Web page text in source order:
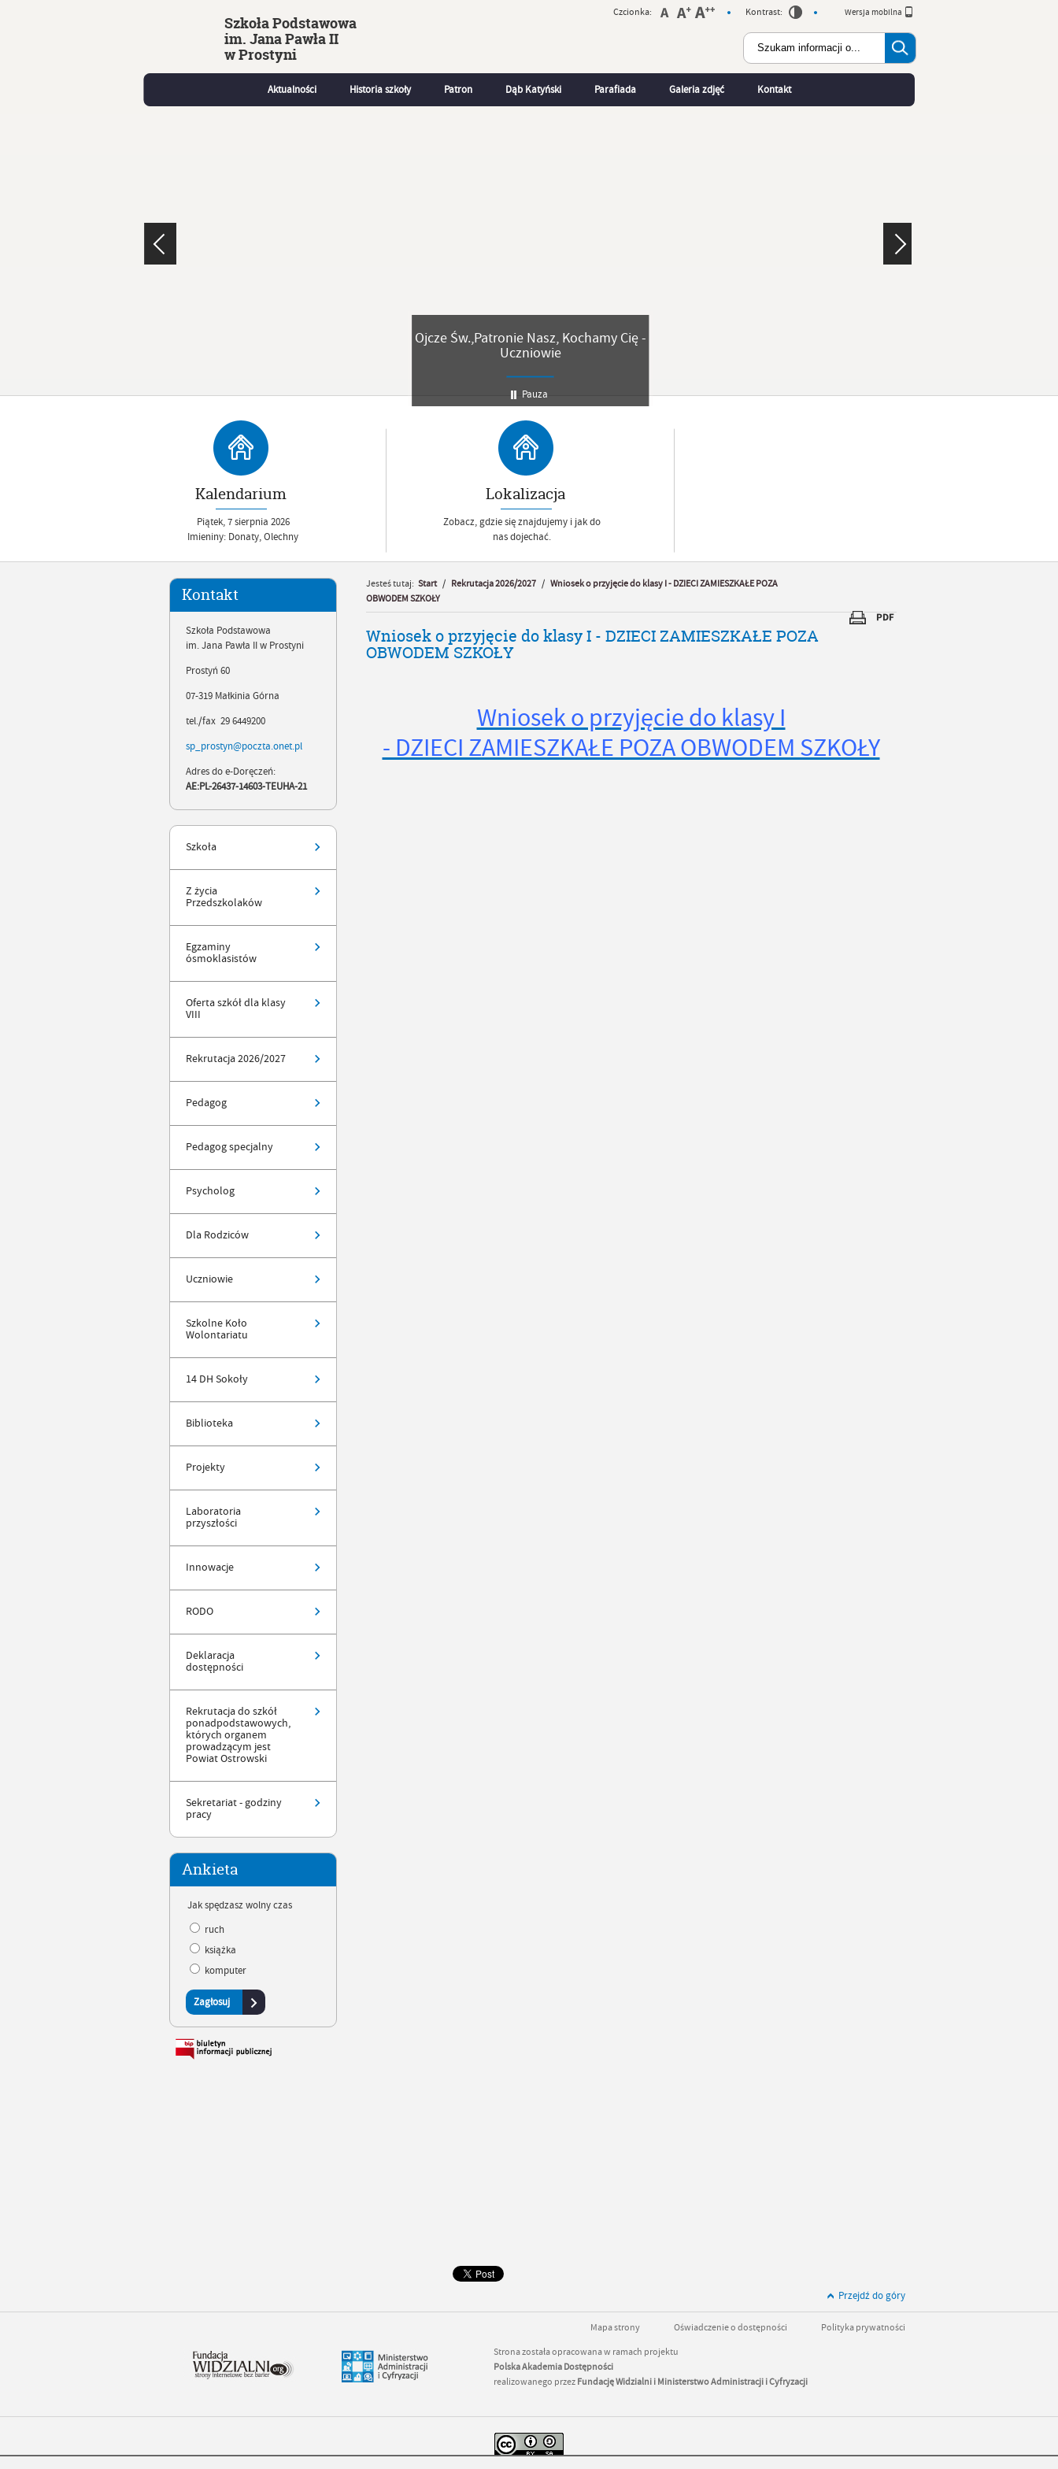
Szkoła Podstawowa
im. Jana Pawła II
w Prostyni
Czcionka: Kontrast: Wersja mobilna
Aktualności Historia szkoły Patron Dąb Katyński Parafiada Galeria zdjęć Kontakt
Ojcze Św.,Patronie Nasz, Kochamy Cię -
Uczniowie
Pauza
Kalendarium
Piątek,7sierpnia 2026
Imieniny: Donaty, Olechny
Lokalizacja
Zobacz, gdzie się znajdujemy i jak do
nas dojechać.
Kontakt
Szkoła Podstawowa
im. Jana Pawła II w Prostyni
Prostyń 60
07-319 Małkinia Górna
tel./fax 29 6449200
sp_prostyn@poczta.onet.pl
Adres do e-Doręczeń:
AE:PL-26437-14603-TEUHA-21
Szkoła
Z życia
Przedszkolaków
Egzaminy
ósmoklasistów
Oferta szkół dla klasy
VIII
Rekrutacja 2026/2027
Pedagog
Pedagog specjalny
Psycholog
Dla Rodziców
Uczniowie
Szkolne Koło
Wolontariatu
14 DH Sokoły
Biblioteka
Projekty
Laboratoria
przyszłości
Innowacje
RODO
Deklaracja
dostępności
Rekrutacja do szkół
ponadpodstawowych,
których organem
prowadzącym jest
Powiat Ostrowski
Sekretariat - godziny
pracy
Ankieta
Jak spędzasz wolny czas
ruch
książka
komputer
Jesteś tutaj: Start / Rekrutacja 2026/2027 / Wniosek o przyjęcie do klasy I - DZIECI ZAMIESZKAŁE POZA
OBWODEM SZKOŁY
Wniosek o przyjęcie do klasy I - DZIECI ZAMIESZKAŁE POZA
OBWODEM SZKOŁY
Wniosek o przyjęcie do klasy I
- DZIECI ZAMIESZKAŁE POZA OBWODEM SZKOŁY
Przejdź do góry
Mapa strony Oświadczenie o dostępności Polityka prywatności
Strona została opracowana w ramach projektu
Polska Akademia Dostępności
realizowanego przez Fundację Widzialni i Ministerstwo Administracji i Cyfryzacji